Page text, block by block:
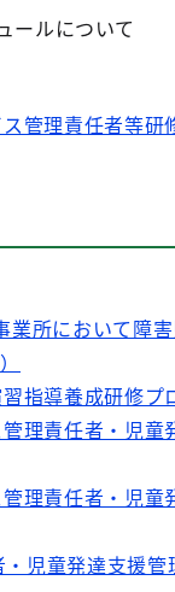
ールについて
管理責任者等研
業所において障
指導養成研修プ
理責任者・児
理責任者・児
児童発達支援管